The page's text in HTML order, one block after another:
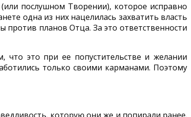
послушном Творении), которое исправно
одна из них нацелилась захватить власть
против планов Отца. За это ответственности
что это при ее попустительстве и желании
только своими карманами. Поэтому
которую они же и попирали ранее.